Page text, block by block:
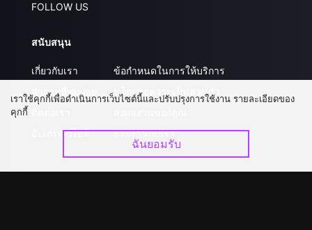
FOLLOW US
สนับสนุน
เกี่ยวกับเรา
คำถามที่พบบ่อย
อัปเกรด วีไอพี
ข้อกำหนดในการให้บริการ
นโยบายความเป็นส่วนตัว
ร่วมงานกับเรา
เราใช้คุกกี้เพื่อดำเนินการเว็บไซต์นี้และปรับปรุงการใช้งาน รายละเอียดของ
คุกกี้
ฉันยอมรับ